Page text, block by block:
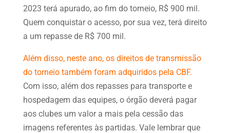
2023 terá apurado, ao fim do torneio, R$ 900 mil.
Quem conquistar o acesso, por sua vez, terá direito
a um repasse de R$ 700 mil.
Além disso, neste ano, os direitos de transmissão
do torneio também foram adquiridos pela CBF.
Com isso, além dos repasses para transporte e
hospedagem das equipes, o órgão deverá pagar
aos clubes um valor a mais pela cessão das
imagens referentes às partidas. Vale lembrar que